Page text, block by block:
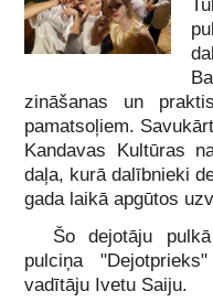
zināšanas un
pamatsoļiem.
Kandavas Kultūras
daļa, kurā dalībnieki
gada laikā apgūtos
Šo dejotāju
pulciņa
vadītāju Ivetu Saiju.